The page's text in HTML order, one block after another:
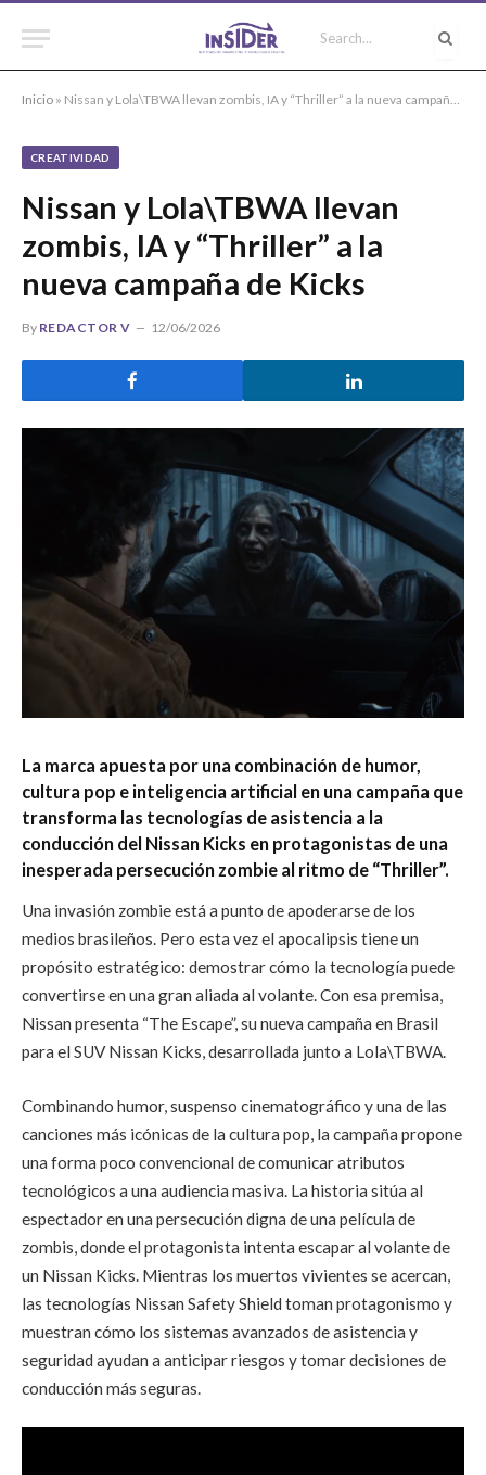
Inicio » Nissan y Lola\TBWA llevan zombis, IA y “Thriller” a la nueva campaña de Kicks
CREATIVIDAD
Nissan y Lola\TBWA llevan
zombis, IA y “Thriller” a la
nueva campaña de Kicks
By REDACTOR V 12/06/2026
La marca apuesta por una combinación de humor,
cultura pop e inteligencia artificial en una campaña que
transforma las tecnologías de asistencia a la
conducción del Nissan Kicks en protagonistas de una
inesperada persecución zombie al ritmo de “Thriller”.
Una invasión zombie está a punto de apoderarse de los
medios brasileños. Pero esta vez el apocalipsis tiene un
propósito estratégico: demostrar cómo la tecnología puede
convertirse en una gran aliada al volante. Con esa premisa,
Nissan presenta “The Escape”, su nueva campaña en Brasil
para el SUV Nissan Kicks, desarrollada junto a Lola\TBWA.
Combinando humor, suspenso cinematográfico y una de las
canciones más icónicas de la cultura pop, la campaña propone
una forma poco convencional de comunicar atributos
tecnológicos a una audiencia masiva. La historia sitúa al
espectador en una persecución digna de una película de
zombis, donde el protagonista intenta escapar al volante de
un Nissan Kicks. Mientras los muertos vivientes se acercan,
las tecnologías Nissan Safety Shield toman protagonismo y
muestran cómo los sistemas avanzados de asistencia y
seguridad ayudan a anticipar riesgos y tomar decisiones de
conducción más seguras.